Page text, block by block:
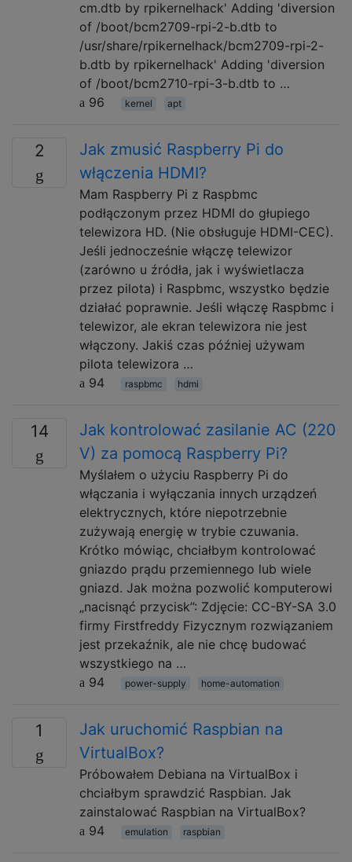
cm.dtb by rpikernelhack' Adding 'diversion
of /boot/bcm2709-rpi-2-b.dtb to
/usr/share/rpikernelhack/bcm2709-rpi-2-
b.dtb by rpikernelhack' Adding 'diversion
of /boot/bcm2710-rpi-3-b.dtb to …
96
kernel apt
2
Jak zmusić Raspberry Pi do
włączenia HDMI?
Mam Raspberry Pi z Raspbmc
podłączonym przez HDMI do głupiego
telewizora HD. (Nie obsługuje HDMI-CEC).
Jeśli jednocześnie włączę telewizor
(zarówno u źródła, jak i wyświetlacza
przez pilota) i Raspbmc, wszystko będzie
działać poprawnie. Jeśli włączę Raspbmc i
telewizor, ale ekran telewizora nie jest
włączony. Jakiś czas później używam
pilota telewizora …
94
raspbmc hdmi
14
Jak kontrolować zasilanie AC (220
V) za pomocą Raspberry Pi?
Myślałem o użyciu Raspberry Pi do
włączania i wyłączania innych urządzeń
elektrycznych, które niepotrzebnie
zużywają energię w trybie czuwania.
Krótko mówiąc, chciałbym kontrolować
gniazdo prądu przemiennego lub wiele
gniazd. Jak można pozwolić komputerowi
„nacisnąć przycisk”: Zdjęcie: CC-BY-SA 3.0
firmy Firstfreddy Fizycznym rozwiązaniem
jest przekaźnik, ale nie chcę budować
wszystkiego na …
94
power-supply home-automation
1
Jak uruchomić Raspbian na
VirtualBox?
Próbowałem Debiana na VirtualBox i
chciałbym sprawdzić Raspbian. Jak
zainstalować Raspbian na VirtualBox?
94
emulation raspbian